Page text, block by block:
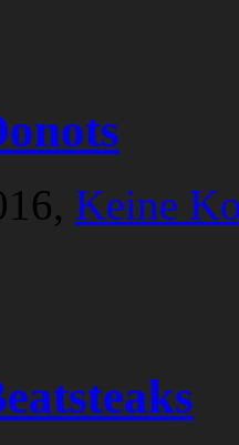
Keine